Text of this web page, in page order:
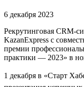
6 декабря 2023
Рекрутинговая CRM-
KazanExpress с
премии
практики — 2023» в
1 декабря в «Старт